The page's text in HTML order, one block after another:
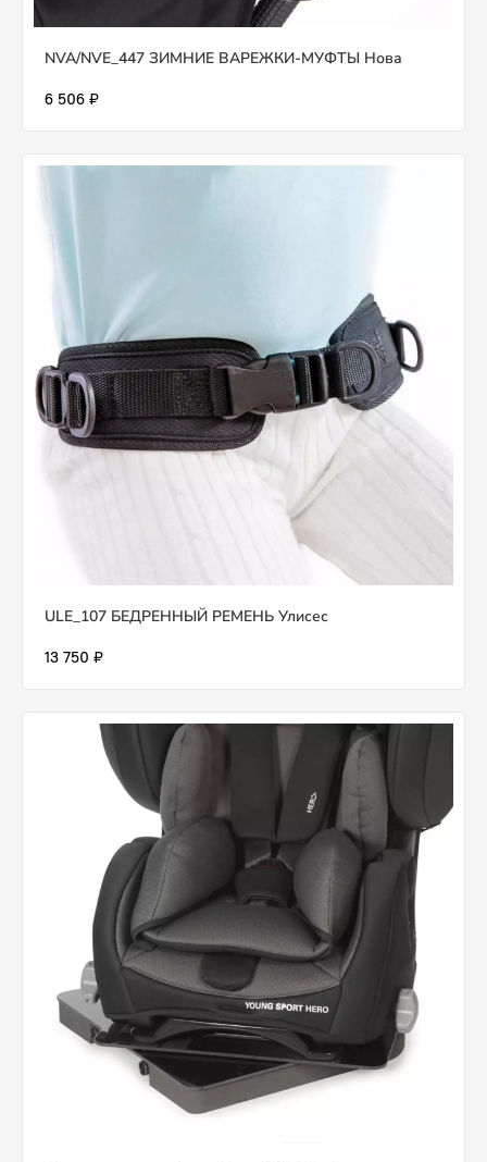
NVA/NVE_447 ЗИМНИЕ ВАРЕЖКИ-МУФТЫ Нова
6 506 ₽
ULE_107 БЕДРЕННЫЙ РЕМЕНЬ Улисес
13 750 ₽